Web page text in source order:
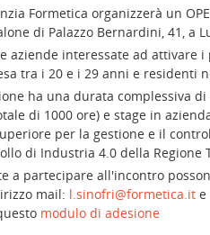
Formetica organizzerà un
di Palazzo Bernardini, 41, a
aziende interessate ad
tra i 20 e i 29 anni e residenti
ha una durata complessiva
di 1000 ore) e stage in
per la gestione e il
di Industria 4.0 della Regione
a partecipare all'incontro
mail: l.sinofri@formetica.ite
modulo di adesione